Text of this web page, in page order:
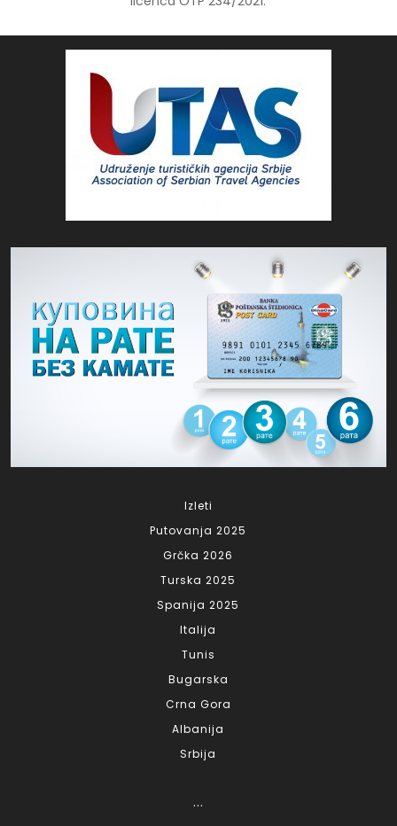
Izleti
Putovanja 2025
Grčka 2026
Turska 2025
Spanija 2025
Italija
Tunis
Bugarska
Crna Gora
Albanija
Srbija
...